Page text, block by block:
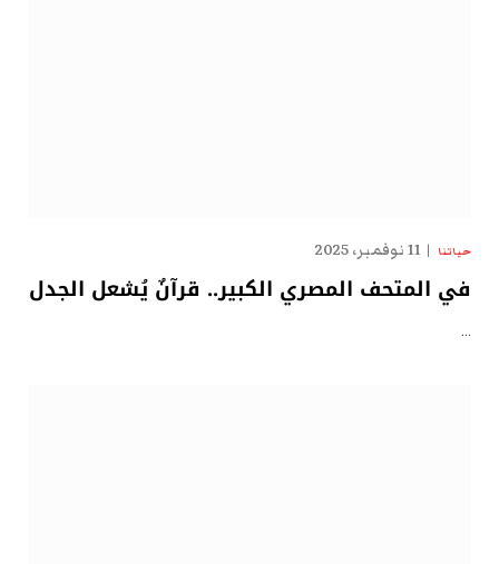
حياتنا 11 نوفمبر، 2025
في المتحف المصري الكبير.. قرآنٌ يُشعل الجدل
…